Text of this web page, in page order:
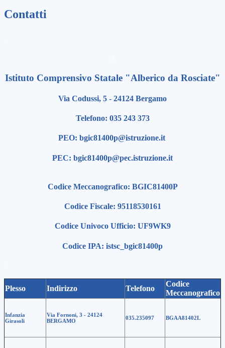
Contatti
Istituto Comprensivo Statale "Alberico da Rosciate"
Via Codussi, 5 - 24124 Bergamo
Telefono: 035 243 373
PEO: bgic81400p@istruzione.it
PEC: bgic81400p@pec.istruzione.it
Codice Meccanografico: BGIC81400P
Codice Fiscale: 95118530161
Codice Univoco Ufficio: UF9WK9
Codice IPA: istsc_bgic81400p
Plesso Indirizzo Telefono
Codice
Meccanografico
Infanzia
Girasoli
Via Fornoni, 3 - 24124
BERGAMO
035.235097 BGAA81402L